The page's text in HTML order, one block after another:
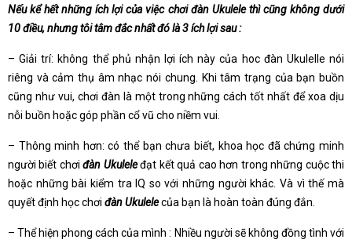
Nếu kể hết những ích lợi của việc chơi đàn Ukulele thì cũng không dưới
10 điều, nhưng tôi tâm đắc nhất đó là 3 ích lợi sau :
– Giải trí: không thể phủ nhận lợi ích này của hoc đàn Ukulelle nói
riêng và cảm thụ âm nhạc nói chung. Khi tâm trạng của bạn buồn
cũng như vui, chơi đàn là một trong những cách tốt nhất để xoa dịu
nỗi buồn hoặc góp phần cổ vũ cho niềm vui.
– Thông minh hơn: có thể bạn chưa biết, khoa học đã chứng minh
người biết chơi đàn Ukulele đạt kết quả cao hơn trong những cuộc thi
hoặc những bài kiểm tra IQ so với những người khác. Và vì thế mà
quyết định học chơi đàn Ukulelecủa bạn là hoàn toàn đúng đắn.
– Thể hiện phong cách của mình : Nhiều người sẽ không đồng tình với